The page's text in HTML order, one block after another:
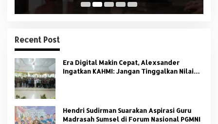
Recent Post
Era Digital Makin Cepat, Alexsander
Ingatkan KAHMI: Jangan Tinggalkan Nilai
Hendri Sudirman Suarakan Aspirasi Guru
Madrasah Sumsel di Forum Nasional PGMNI